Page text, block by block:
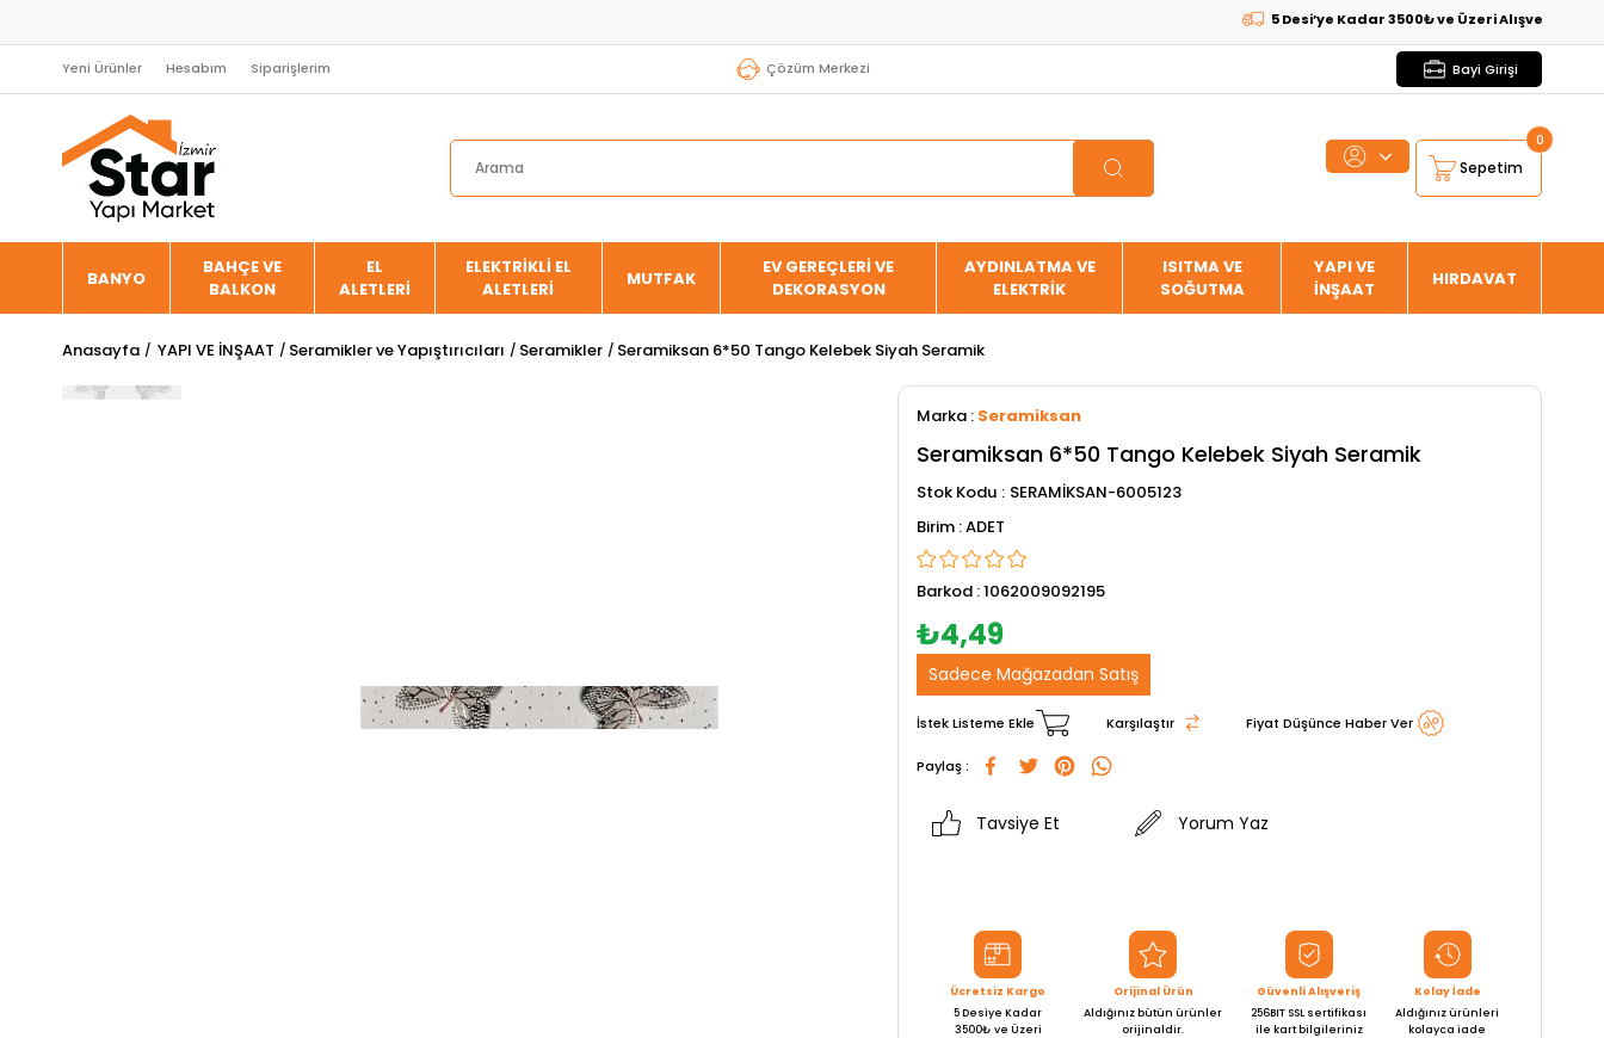
5 Desi’ye Kadar 3500₺ ve Üzeri Alışverişlerde
Yeni Ürünler Hesabım Siparişlerim Çözüm Merkezi Bayi Girişi
Sepetim
0
BANYO
BAHÇE VE
BALKON
EL
ALETLERİ
ELEKTRİKLİ EL
ALETLERİ
MUTFAK
EV GEREÇLERİ VE
DEKORASYON
AYDINLATMA VE
ELEKTRİK
ISITMA VE
SOĞUTMA
YAPI VE
İNŞAAT
HIRDAVAT
Anasayfa YAPI VE İNŞAAT Seramikler ve Yapıştırıcıları Seramikler Seramiksan 6*50 Tango Kelebek Siyah Seramik
Marka : Seramiksan
Seramiksan 6*50 Tango Kelebek Siyah Seramik
Stok Kodu
SERAMİKSAN-6005123
ADET
Barkod :1062009092195
₺4,49
Sadece Mağazadan Satış
İstek Listeme Ekle Karşılaştır Fiyat Düşünce Haber Ver
Paylaş :
Tavsiye Et Yorum Yaz
Ücretsiz Kargo
5 Desiye Kadar
3500₺ ve Üzeri
Orijinal Ürün
Aldığınız bütün ürünler
orijinaldir.
Güvenli Alışveriş
256BIT SSL sertifikası
ile kart bilgileriniz
Kolay İade
Aldığınız ürünleri
kolayca iade